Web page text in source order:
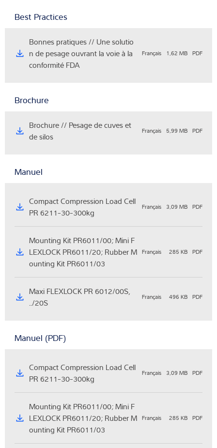
Best Practices
Bonnes pratiques // Une solutio
n de pesage ouvrant la voie à la
conformité FDA
Français 1,62 MB PDF
Brochure
Brochure // Pesage de cuves et
de silos
Français 5,99 MB PDF
Manuel
Compact Compression Load Cell
PR 6211-30-300kg
Français 3,09 MB PDF
Mounting Kit PR6011/00; Mini F
LEXLOCK PR6011/20; Rubber M
ounting Kit PR6011/03
Français 285 KB PDF
Maxi FLEXLOCK PR 6012/00S,
../20S
Français 496 KB PDF
Manuel (PDF)
Compact Compression Load Cell
PR 6211-30-300kg
Français 3,09 MB PDF
Mounting Kit PR6011/00; Mini F
LEXLOCK PR6011/20; Rubber M
ounting Kit PR6011/03
Français 285 KB PDF